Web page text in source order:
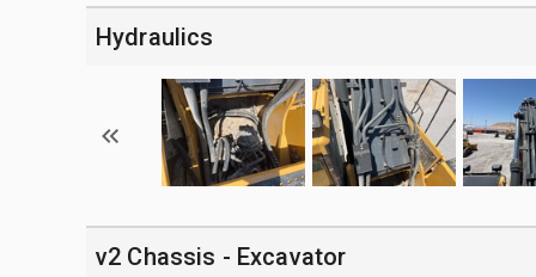
Hydraulics
v2 Chassis - Excavator